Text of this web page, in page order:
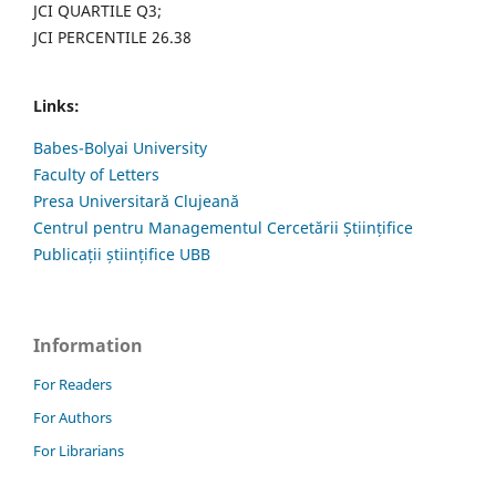
JCI QUARTILE Q3;
JCI PERCENTILE 26.38
Links:
Babes-Bolyai University
Faculty of Letters
Presa Universitară Clujeană
Centrul pentru Managementul Cercetării Științifice
Publicații științifice UBB
Information
For Readers
For Authors
For Librarians